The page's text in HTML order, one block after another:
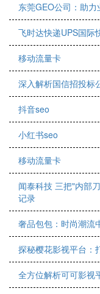
东莞GEO公司：助力
飞时达快递UPS国际
移动流量卡
深入解析国信招投标
抖音seo
小红书seo
移动流量卡
闻泰科技 三把"内部
记录
奢品包包：时尚潮流
探秘樱花影视平台：
全方位解析可可影视